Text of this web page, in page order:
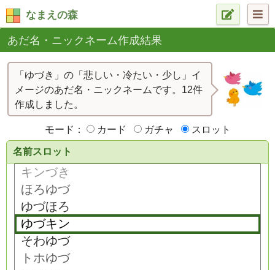
なまえの森
あだ名・ニックネーム作成結果
「ゆづき」の「悲しい・冷たい・少し」イ
メージのあだ名・ニックネームです。12件
作成しました。
モード： カード ガチャ スロット
名前スロット